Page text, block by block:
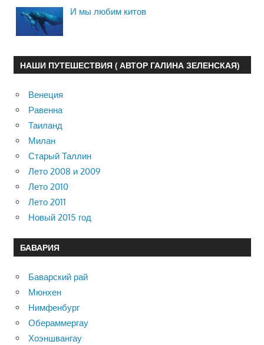
И мы любим китов
НАШИ ПУТЕШЕСТВИЯ ( АВТОР ГАЛИНА ЗЕЛЕНСКАЯ)
Венеция
Равенна
Таиланд
Милан
Старый Таллин
Лето 2008 и 2009
Лето 2010
Лето 2011
Новый 2015 год
БАВАРИЯ
Баварский рай
Мюнхен
Нимфенбург
Обераммергау
Хоэншвангау